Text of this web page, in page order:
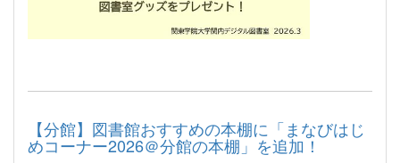
【分館】図書館おすすめの本棚に「まなびはじ
めコーナー2026＠分館の本棚」を追加！